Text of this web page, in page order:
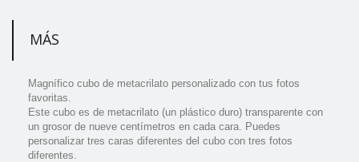
MÁS
Magnífico cubo de metacrilato personalizado con tus fotos
favoritas.
Este cubo es de metacrilato (un plástico duro) transparente con
un grosor de nueve centí­metros en cada cara. Puedes
personalizar tres caras diferentes del cubo con tres fotos
diferentes.